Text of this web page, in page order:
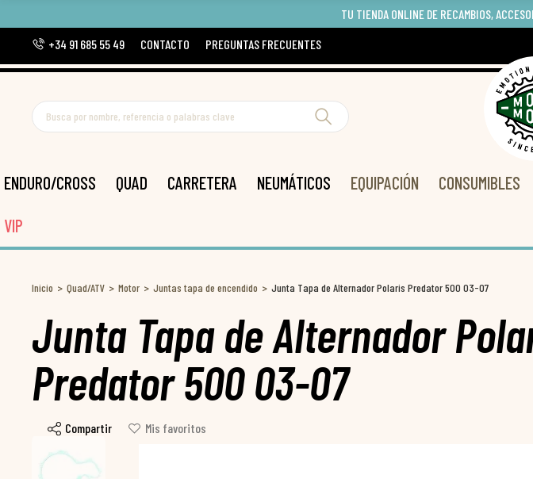
TU TIENDA ONLINE DE RECAMBIOS,
+34 91 685 55 49
CONTACTO PREGUNTAS FRECUENTES
ENDURO/CROSS QUAD CARRETERA NEUMÁTICOS EQUIPACIÓN CONSUMIBLES
VIP
Inicio Quad/ATV Motor Juntas tapa de encendido Junta Tapa de Alternador Polaris Predator 500 03-07
Junta Tapa de Alternador
Predator 500 03-07
Compartir Mis favoritos